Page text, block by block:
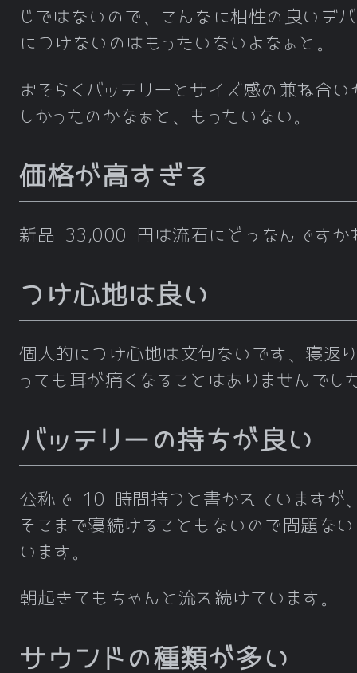
じではないので、こんなに相性の良いデ
につけないのはもったいないよなぁと。
おそらくバッテリーとサイズ感の兼ね合い
しかったのかなぁと、もったいない。
価格が高すぎる
新品 33,000 円は流石にどうなんですか
つけ心地は良い
個人的につけ心地は文句ないです、寝返
っても耳が痛くなることはありませんでし
バッテリーの持ちが良い
公称で 10 時間持つと書かれていますが
そこまで寝続けることもないので問題な
います。
朝起きてもちゃんと流れ続けています。
サウンドの種類が多い